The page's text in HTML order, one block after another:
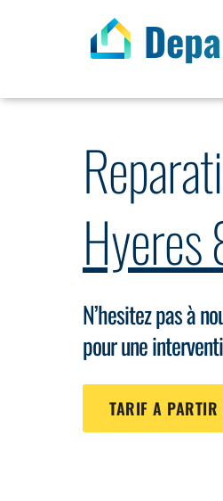
N’hesitez pas à
pour une
TARIF A